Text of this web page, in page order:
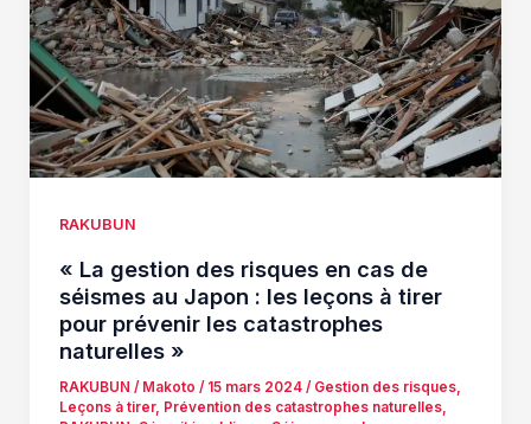
RAKUBUN
« La gestion des risques en cas de
séismes au Japon : les leçons à tirer
pour prévenir les catastrophes
naturelles »
RAKUBUN / Makoto / 15 mars 2024 / Gestion des risques,
Leçons à tirer, Prévention des catastrophes naturelles,